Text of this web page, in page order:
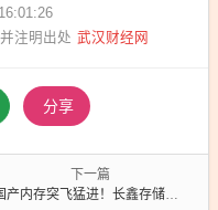
并注明出处 武汉财经网
分享
下一篇
内存突飞猛进！长鑫存储量产12层堆叠HBM：与韩系厂商差距已不到3年